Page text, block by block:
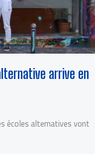
arrive en
écoles alternatives vont